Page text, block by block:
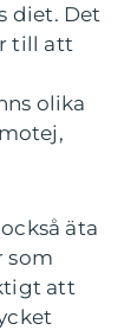
diet. Det
till att
olika
äta
som
att